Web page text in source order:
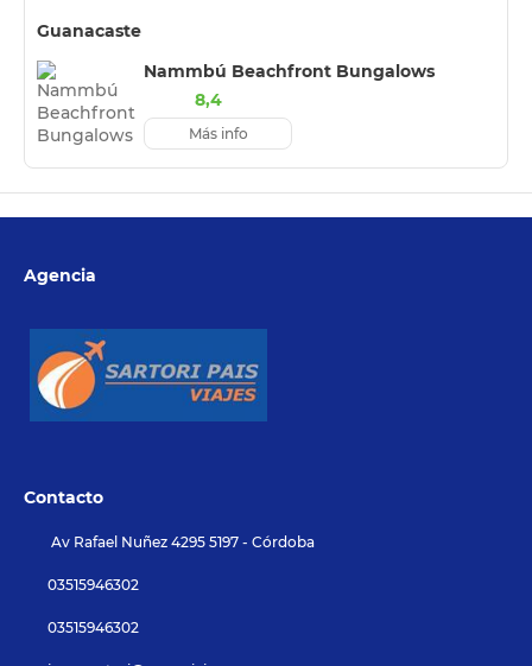
Guanacaste
Nammbú Beachfront Bungalows
8,4
Más info
Agencia
Contacto
Av Rafael Nuñez 4295 5197 - Córdoba
03515946302
03515946302